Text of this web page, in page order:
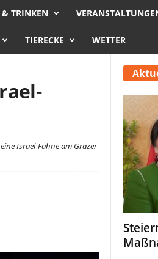
& TRINKEN
TIERECKE WETTER
Israel-Fahne am Grazer